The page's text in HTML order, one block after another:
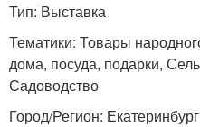
Тип: Выставка
Тематики: Товары
дома, посуда, подарки,
Садоводство
Город/Регион: